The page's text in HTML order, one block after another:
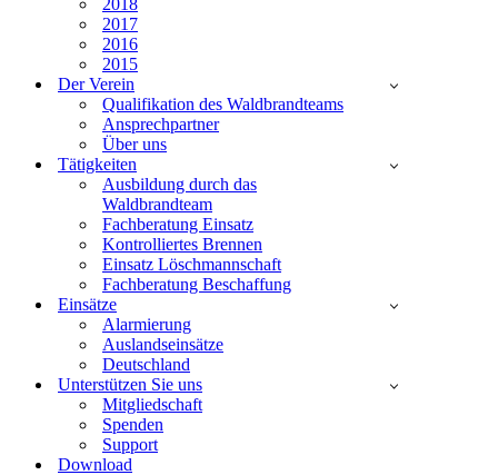
2018
2017
2016
2015
Der Verein
Qualifikation des Waldbrandteams
Ansprechpartner
Über uns
Tätigkeiten
Ausbildung durch das
Waldbrandteam
Fachberatung Einsatz
Kontrolliertes Brennen
Einsatz Löschmannschaft
Fachberatung Beschaffung
Einsätze
Alarmierung
Auslandseinsätze
Deutschland
Unterstützen Sie uns
Mitgliedschaft
Spenden
Support
Download